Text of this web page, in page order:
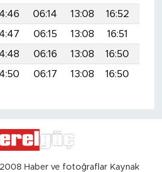
06:14 13:08 16:52
06:15 13:08 16:51
06:16 13:08 16:50
06:17 13:08 16:50
Haber ve fotoğraflar Kaynak